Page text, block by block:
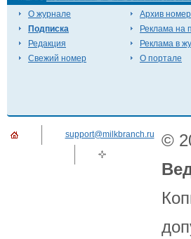
О журнале
Подписка
Редакция
Свежий номер
Архив
Реклама на
Реклама в
О портале
support@milkbranch.ru
©